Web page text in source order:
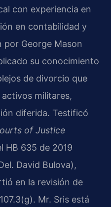
con experiencia en
en contabilidad y
por George Mason
su conocimiento
de divorcio que
militares,
diferida. Testificó
of Justice
HB 635 de 2019
David Bulova),
en la revisión de
Mr. Sris está